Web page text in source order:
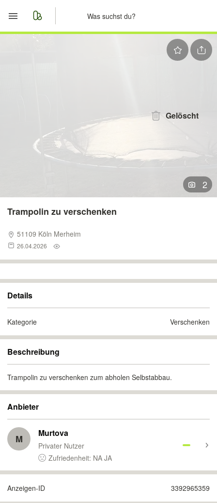
Start
Gelöscht
2
Trampolin zu verschenken
51109 Köln Merheim
26.04.2026
Details
Kategorie Verschenken
Beschreibung
Trampolin zu verschenken zum abholen Selbstabbau.
Anbieter
M Murtova
Privater Nutzer
Zufriedenheit: NA JA
Anzeigen-ID 3392965359